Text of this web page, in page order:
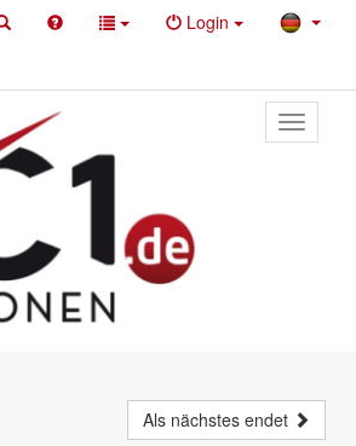
Login
Toggle
primary
Als nächstes endet